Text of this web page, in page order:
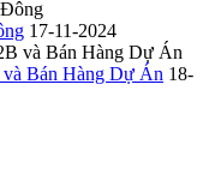
17-11-2024
Bán Hàng Dự Án 18-